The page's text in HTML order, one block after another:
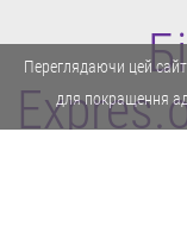
Переглядаючи цей
для покращення